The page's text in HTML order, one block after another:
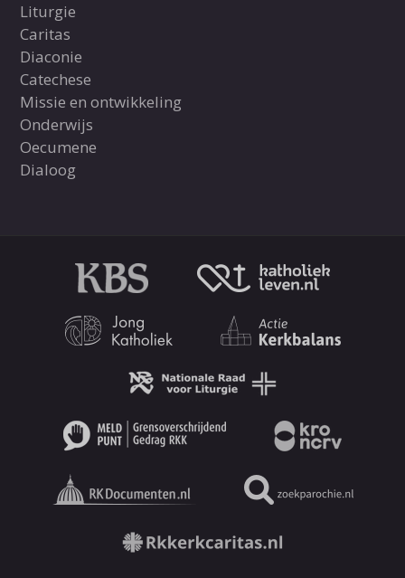
Liturgie
Caritas
Diaconie
Catechese
Missie en ontwikkeling
Onderwijs
Oecumene
Dialoog